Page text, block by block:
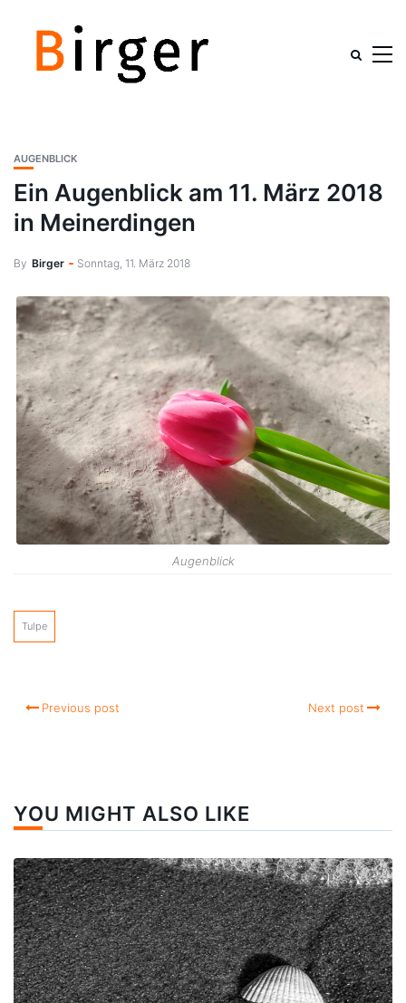
AUGENBLICK
Ein Augenblick am 11. März 2018
in Meinerdingen
By Birger Sonntag, 11. März 2018
Augenblick
Tulpe
Previous post Next post
YOU MIGHT ALSO LIKE